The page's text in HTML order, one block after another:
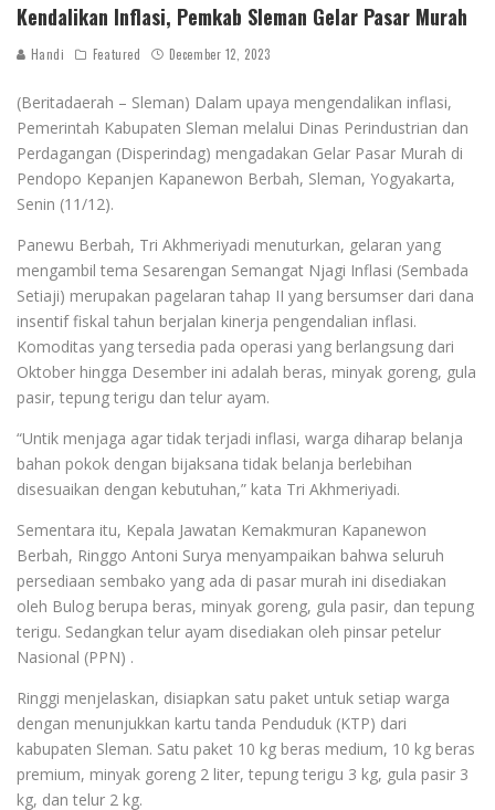
Kendalikan Inflasi, Pemkab Sleman Gelar Pasar Murah
Handi Featured December 12, 2023
(Beritadaerah – Sleman) Dalam upaya mengendalikan inflasi,
Pemerintah Kabupaten Sleman melalui Dinas Perindustrian dan
Perdagangan (Disperindag) mengadakan Gelar Pasar Murah di
Pendopo Kepanjen Kapanewon Berbah, Sleman, Yogyakarta,
Senin (11/12).
Panewu Berbah, Tri Akhmeriyadi menuturkan, gelaran yang
mengambil tema Sesarengan Semangat Njagi Inflasi (Sembada
Setiaji) merupakan pagelaran tahap II yang bersumser dari dana
insentif fiskal tahun berjalan kinerja pengendalian inflasi.
Komoditas yang tersedia pada operasi yang berlangsung dari
Oktober hingga Desember ini adalah beras, minyak goreng, gula
pasir, tepung terigu dan telur ayam.
“Untik menjaga agar tidak terjadi inflasi, warga diharap belanja
bahan pokok dengan bijaksana tidak belanja berlebihan
disesuaikan dengan kebutuhan,” kata Tri Akhmeriyadi.
Sementara itu, Kepala Jawatan Kemakmuran Kapanewon
Berbah, Ringgo Antoni Surya menyampaikan bahwa seluruh
persediaan sembako yang ada di pasar murah ini disediakan
oleh Bulog berupa beras, minyak goreng, gula pasir, dan tepung
terigu. Sedangkan telur ayam disediakan oleh pinsar petelur
Nasional (PPN) .
Ringgi menjelaskan, disiapkan satu paket untuk setiap warga
dengan menunjukkan kartu tanda Penduduk (KTP) dari
kabupaten Sleman. Satu paket 10 kg beras medium, 10 kg beras
premium, minyak goreng 2 liter, tepung terigu 3 kg, gula pasir 3
kg, dan telur 2 kg.